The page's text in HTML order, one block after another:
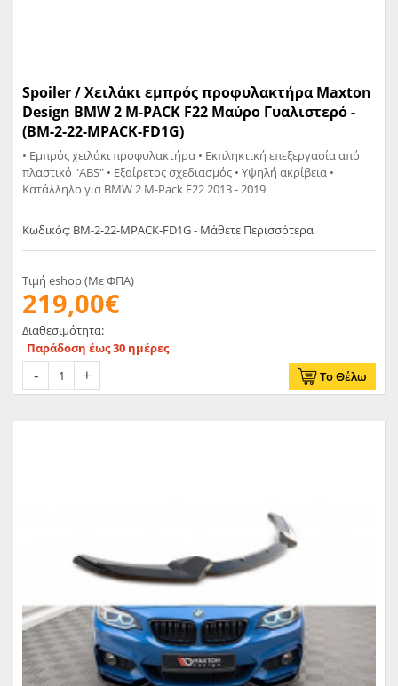
Spoiler / Χειλάκι εμπρός προφυλακτήρα Maxton
Design BMW 2 M-PACK F22 Μαύρο Γυαλιστερό -
(BM-2-22-MPACK-FD1G)
• Εμπρός χειλάκι προφυλακτήρα • Εκπληκτική επεξεργασία από
πλαστικό "ABS" • Εξαίρετος σχεδιασμός • Υψηλή ακρίβεια •
Κατάλληλο για BMW 2 M-Pack F22 2013 - 2019
Κωδικός: BM-2-22-MPACK-FD1G - Μάθετε Περισσότερα
Τιμή eshop (Με ΦΠΑ)
219,00€
Διαθεσιμότητα:
Παράδοση έως 30 ημέρες
Το Θέλω